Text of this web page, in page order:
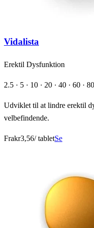
Vidalista
Erektil Dysfunktion
2.5 · 5 · 10 · 20 · 40 · 60 ·
Udviklet til at lindre erektil
velbefindende.
Frakr3,56/ tabletSe